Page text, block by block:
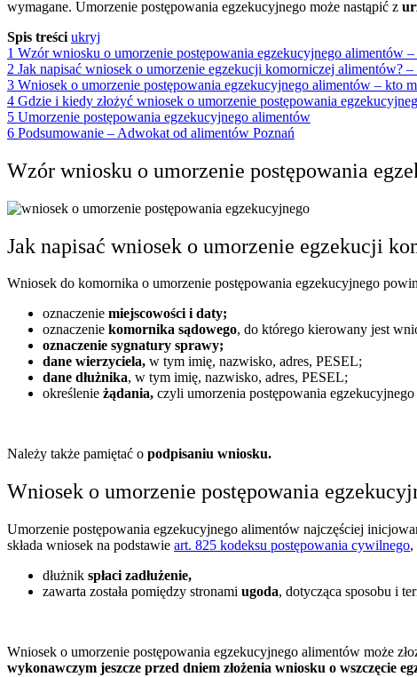
wymagane. Umorzenie postępowania egzekucyjnego może nastąpić z
Spis treści ukryj
1 Wzór wniosku o umorzenie postępowania egzekucyjnego alimentów
2 Jak napisać wniosek o umorzenie egzekucji komorniczej alimentów?
3 Wniosek o umorzenie postępowania egzekucyjnego alimentów – kto
4 Gdzie i kiedy złożyć wniosek o umorzenie postępowania
5 Umorzenie postępowania egzekucyjnego alimentów
6 Podsumowanie – Adwokat od alimentów Poznań
Wzór wniosku o umorzenie postępowania
Jak napisać wniosek o umorzenie egzekucji
Wniosek do komornika o umorzenie postępowania egzekucyjnego
oznaczenie miejscowości i daty;
oznaczenie komornika sądowego, do którego kierowany jest
oznaczenie sygnatury sprawy;
dane wierzyciela, w tym imię, nazwisko, adres, PESEL;
dane dłużnika, w tym imię, nazwisko, adres, PESEL;
określenie żądania, czyli umorzenia postępowania
Należy także pamiętać o podpisaniu wniosku.
Wniosek o umorzenie postępowania
Umorzenie postępowania egzekucyjnego alimentów najczęściej
składa wniosek na podstawie art. 825 kodeksu postępowania cywilnego,
dłużnik spłaci zadłużenie,
zawarta została pomiędzy stronami ugoda, dotycząca sposobu i
Wniosek o umorzenie postępowania egzekucyjnego alimentów może
wykonawczym jeszcze przed dniem złożenia wniosku o wszczęcie